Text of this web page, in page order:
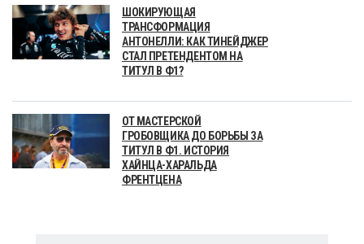
ШОКИРУЮЩАЯ
ТРАНСФОРМАЦИЯ
АНТОНЕЛЛИ: КАК ТИНЕЙДЖЕР
СТАЛ ПРЕТЕНДЕНТОМ НА
ТИТУЛ В Ф1?
ОТ МАСТЕРСКОЙ
ГРОБОВЩИКА ДО БОРЬБЫ ЗА
ТИТУЛ В Ф1. ИСТОРИЯ
ХАЙНЦА-ХАРАЛЬДА
ФРЕНТЦЕНА